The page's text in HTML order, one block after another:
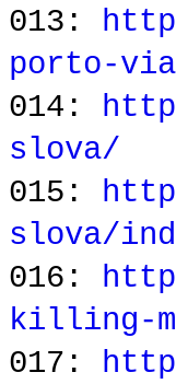
013:
porto-
014:
slova/
015:
slova/
016:
killing-
017: